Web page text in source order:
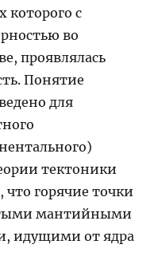
которого с
во
проявлялась
Понятие
для
тектоники
что горячие точки
мантийными
идущими от ядра